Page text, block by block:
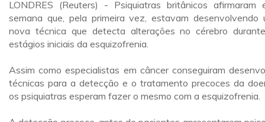
LONDRES (Reuters) - Psiquiatras britânicos afirmaram
semana que, pela primeira vez, estavam desenvolvendo
nova técnica que detecta alterações no cérebro
estágios iniciais da esquizofrenia.
Assim como especialistas em câncer conseguiram
técnicas para a detecção e o tratamento precoces da
os psiquiatras esperam fazer o mesmo com a esquizofrenia.